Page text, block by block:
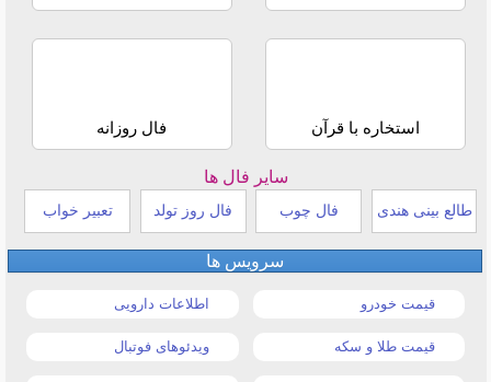
استخاره با قرآن فال روزانه
سایر فال ها
طالع بینی هندی فال چوب فال روز تولد تعبیر خواب
سرویس ها
قیمت خودرو اطلاعات دارویی
قیمت طلا و سکه ویدئوهای فوتبال